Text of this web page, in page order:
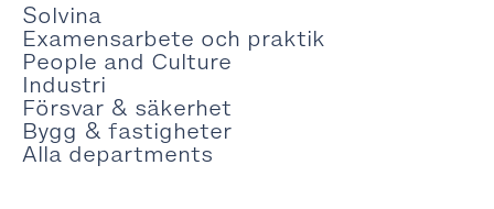
Solvina
Examensarbete och praktik
People and Culture
Industri
Försvar & säkerhet
Bygg & fastigheter
Alla departments